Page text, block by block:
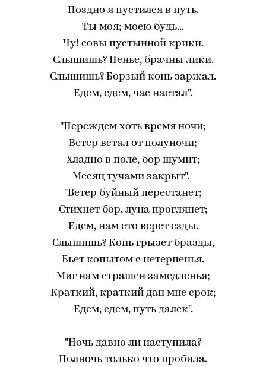
Поздно я пустился в путь.
Ты моя; моею будь...
Чу! совы пустынной крики.
Слышишь? Пенье, брачны лики.
Слышишь? Борзый конь заржал.
Едем, едем, час настал".
"Переждем хоть время ночи;
Ветер встал от полуночи;
Хладно в поле, бор шумит;
Месяц тучами закрыт".-
"Ветер буйный перестанет;
Стихнет бор, луна проглянет;
Едем, нам сто верст езды.
Слышишь? Конь грызет бразды,
Бьет копытом с нетерпенья.
Миг нам страшен замедленья;
Краткий, краткий дан мне срок;
Едем, едем, путь далек".
"Ночь давно ли наступила?
Полночь только что пробила.